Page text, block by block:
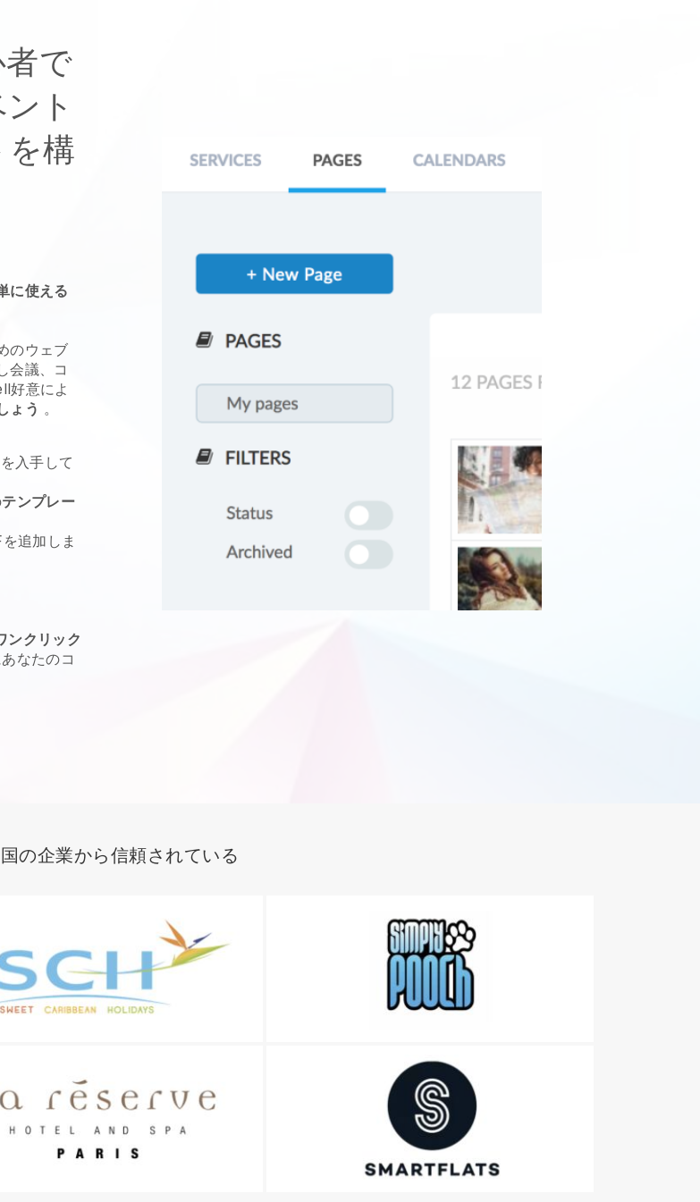
で
ト
構
に使える
のウェブ
会議、コ
好意によ
ょう 。
を入手して
テンプレー
追加しま
ンクリック
なたのコ
の企業から信頼されている